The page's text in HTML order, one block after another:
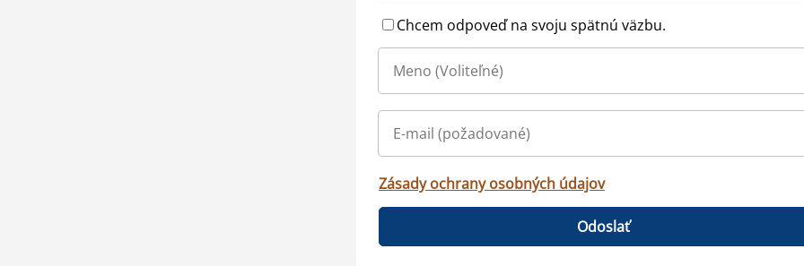
Chcem odpoveď na svoju spätnú väzbu.
Zásady ochrany osobných údajov
Odoslať